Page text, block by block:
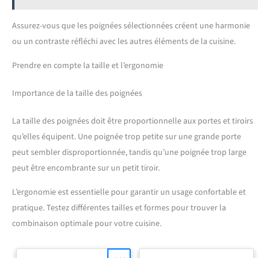
Assurez-vous que les poignées sélectionnées créent une harmonie
ou un contraste réfléchi avec les autres éléments de la cuisine.
Prendre en compte la taille et l’ergonomie
Importance de la taille des poignées
La taille des poignées doit être proportionnelle aux portes et tiroirs
qu’elles équipent. Une poignée trop petite sur une grande porte
peut sembler disproportionnée, tandis qu’une poignée trop large
peut être encombrante sur un petit tiroir.
L’ergonomie est essentielle pour garantir un usage confortable et
pratique. Testez différentes tailles et formes pour trouver la
combinaison optimale pour votre cuisine.